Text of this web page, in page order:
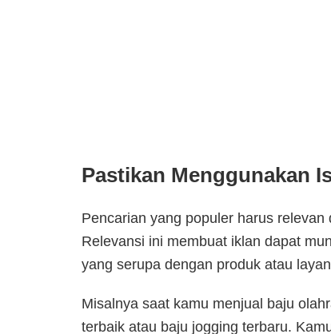
Pastikan Menggunakan
Pencarian yang populer harus
Relevansi ini membuat iklan dapat
yang serupa dengan produk atau
Misalnya saat kamu menjual baju
terbaik atau baju jogging terbaru.